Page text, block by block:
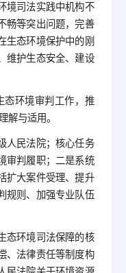
境司法实践中机构不
畅等突出问题，完善
生态环境保护中的刚
维护生态安全、建设
态环境审判工作，推
解与适用。
人民法院；核心任务
审判履职；二是系统
扩大案件受理、提升
规则、加强专业队伍
态环境司法保障的核
、法律责任等制度构